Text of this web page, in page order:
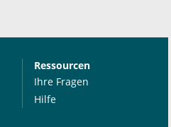
Ressourcen
Ihre Fragen
Hilfe